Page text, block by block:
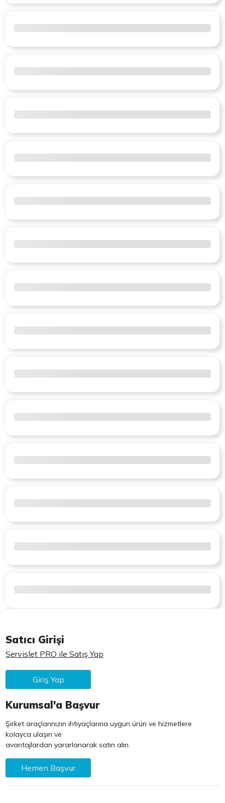
Satıcı Girişi
Servislet PRO ile Satış Yap
Giriş Yap
Kurumsal'a Başvur
Şirket araçlarınızın ihtiyaçlarına uygun ürün ve hizmetlere
kolayca ulaşın ve
avantajlardan yararlanarak satın alın.
Hemen Başvur